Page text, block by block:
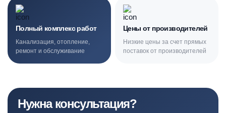
Полный комплекс работ
Канализация, отопление,
ремонт и обслуживание
Цены от производителей
Низкие цены за счет прямых
поставок от производителей
Нужна консультация?